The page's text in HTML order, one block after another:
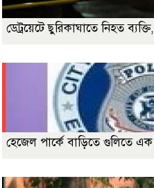
ডেট্রয়েটে ছুরিকাঘাতে নিহত
হেজেল পার্কে বাড়িতে গুলিতে এক